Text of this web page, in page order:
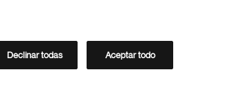
Directorio de Novartis
Declinar todas Aceptar todo